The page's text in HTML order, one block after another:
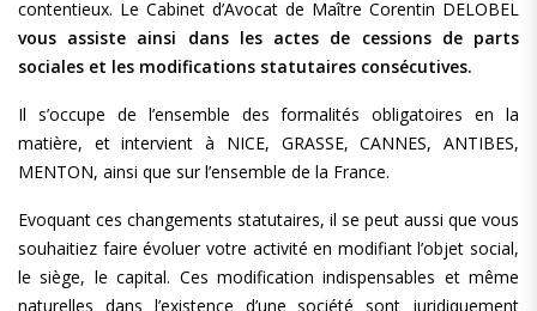
contentieux. Le Cabinet d’Avocat de Maître Corentin DELOBEL
vous assiste ainsi dans les actes de cessions de parts
sociales et les modifications statutaires consécutives.
Il s’occupe de l’ensemble des formalités obligatoires en la
matière, et intervient à NICE, GRASSE, CANNES, ANTIBES,
MENTON, ainsi que sur l’ensemble de la France.
Evoquant ces changements statutaires, il se peut aussi que vous
souhaitiez faire évoluer votre activité en modifiant l’objet social,
le siège, le capital. Ces modification indispensables et même
naturelles dans l’existence d’une société sont juridiquement